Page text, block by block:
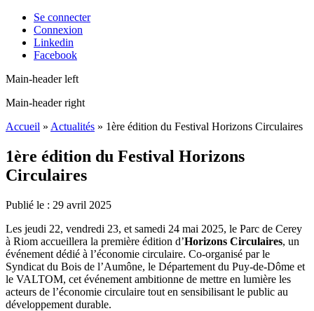
Se connecter
Connexion
Linkedin
Facebook
Main-header left
Main-header right
Accueil » Actualités » 1ère édition du Festival Horizons Circulaires
1ère édition du Festival Horizons
Circulaires
Publié le : 29 avril 2025
Les jeudi 22, vendredi 23, et samedi 24 mai 2025, le Parc de Cerey
à Riom accueillera la première édition d’Horizons Circulaires, un
événement dédié à l’économie circulaire. Co-organisé par le
Syndicat du Bois de l’Aumône, le Département du Puy-de-Dôme et
le VALTOM, cet événement ambitionne de mettre en lumière les
acteurs de l’économie circulaire tout en sensibilisant le public au
développement durable.